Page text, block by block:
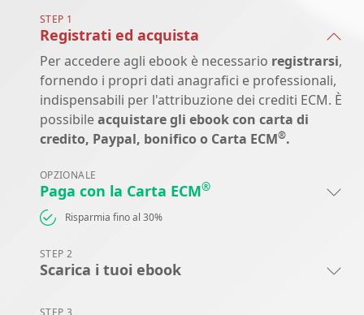
STEP 1
Registrati ed acquista
Per accedere agli ebook è necessario registrarsi,
fornendo i propri dati anagrafici e professionali,
indispensabili per l'attribuzione dei crediti ECM. È
possibileacquistare gli ebook con carta di
credito, Paypal, bonifico o Carta ECM®.
OPZIONALE
Paga con la Carta ECM®
Risparmia fino al 30%
STEP 2
Scarica i tuoi ebook
STEP 3